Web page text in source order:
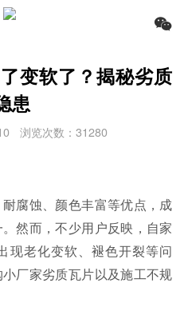
变软了？揭秘劣质
患
浏览次数：31280
腐蚀、颜色丰富等优点，成
然而，不少用户反映，自家
现老化变软、褪色开裂等问
厂家劣质瓦片以及施工不规